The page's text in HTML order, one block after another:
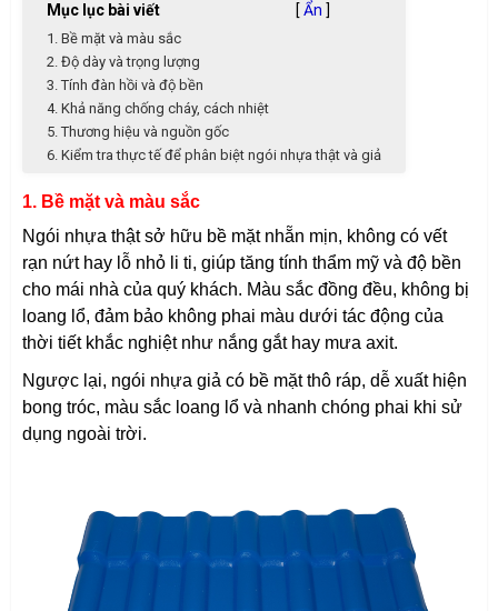
Mục lục bài viết [ Ẩn ]
1. Bề mặt và màu sắc
2. Độ dày và trọng lượng
3. Tính đàn hồi và độ bền
4. Khả năng chống cháy, cách nhiệt
5. Thương hiệu và nguồn gốc
6. Kiểm tra thực tế để phân biệt ngói nhựa thật và giả
1. Bề mặt và màu sắc
Ngói nhựa thật sở hữu bề mặt nhẵn mịn, không có vết
rạn nứt hay lỗ nhỏ li ti, giúp tăng tính thẩm mỹ và độ bền
cho mái nhà của quý khách. Màu sắc đồng đều, không bị
loang lổ, đảm bảo không phai màu dưới tác động của
thời tiết khắc nghiệt như nắng gắt hay mưa axit.
Ngược lại, ngói nhựa giả có bề mặt thô ráp, dễ xuất hiện
bong tróc, màu sắc loang lổ và nhanh chóng phai khi sử
dụng ngoài trời.